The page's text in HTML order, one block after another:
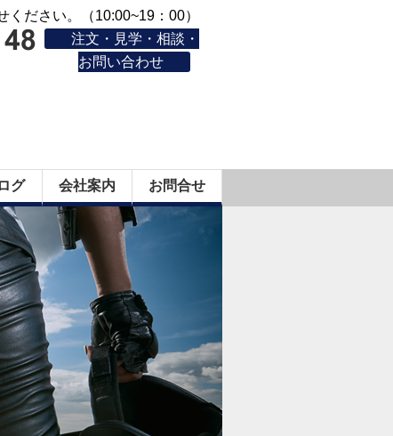
ください。（10:00~19：00）
注文・見学・相談・
お問い合わせ
グ 会社案内 お問合せ